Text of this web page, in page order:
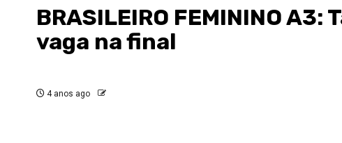
BRASILEIRO FEMININO
vaga na final
4 anos ago